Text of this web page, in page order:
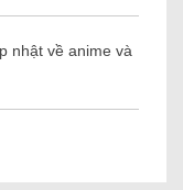
nhật về anime và